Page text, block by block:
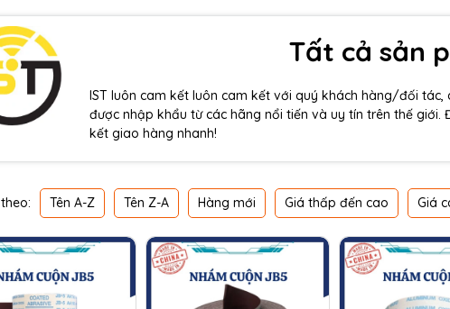
Tất cả sản
IST luôn cam kết luôn cam kết với quý khách hàng/đối
được nhập khẩu từ các hãng nổi tiến và uy tín trên thế giới.
kết giao hàng nhanh!
Tên A-Z Tên Z-A Hàng mới Giá thấp đến cao Giá